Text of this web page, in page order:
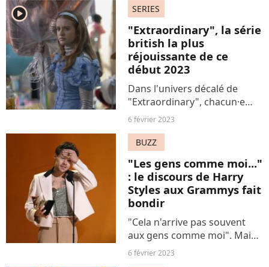
l'occasion des Grammy
Awards. Les artistes avaient
tous fait le...
player2 SERIES
"Extraordinary", la série
british la plus
réjouissante de ce
début 2023
Dans l'univers décalé de
"Extraordinary", chacun·e
découvre son super-pouvoir
monde... sauf Jen. Une série
hilarante et diablement
audacieuse à découvrir
d'urgence...
6 février 2023
BUZZ
"Les gens comme moi..."
: le discours de Harry
Styles aux Grammys fait
bondir
"Cela n'arrive pas souvent
aux gens comme moi". Mais
qu'a voulu dire l'interprète de
6 février 2023